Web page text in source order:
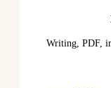
Writing, PDF,